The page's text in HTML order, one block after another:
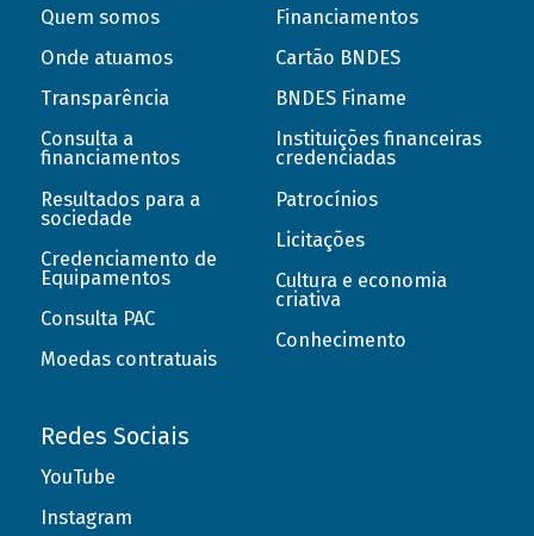
Quem somos
Onde atuamos
Transparência
Consulta a
financiamentos
Resultados para a
sociedade
Credenciamento de
Equipamentos
Consulta PAC
Moedas contratuais
Financiamentos
Cartão BNDES
BNDES Finame
Instituições financeiras
credenciadas
Patrocínios
Licitações
Cultura e economia
criativa
Conhecimento
Redes Sociais
YouTube
Instagram